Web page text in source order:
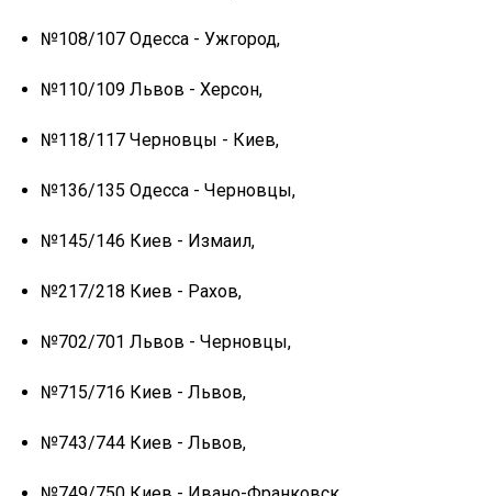
№108/107 Одесса - Ужгород,
№110/109 Львов - Херсон,
№118/117 Черновцы - Киев,
№136/135 Одесса - Черновцы,
№145/146 Киев - Измаил,
№217/218 Киев - Рахов,
№702/701 Львов - Черновцы,
№715/716 Киев - Львов,
№743/744 Киев - Львов,